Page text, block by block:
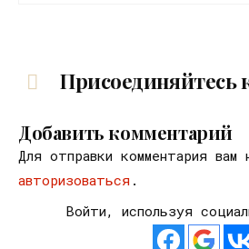
Присоединяйтесь
Добавить комментарий
Для отправки комментария вам
авторизоваться .
Войти, используя